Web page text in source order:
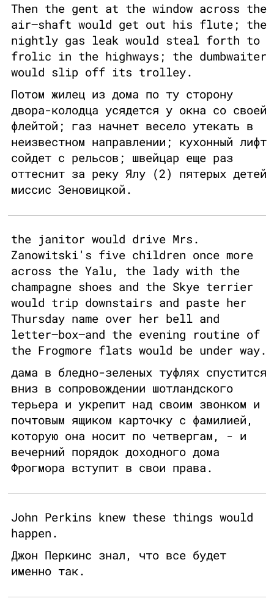
Then the gent at the window across the
air–shaft would get out his flute; the
nightly gas leak would steal forth to
frolic in the highways; the dumbwaiter
would slip off its trolley.
Потом жилец из дома по ту сторону
двора-колодца усядется у окна со своей
флейтой; газ начнет весело утекать в
неизвестном направлении; кухонный лифт
сойдет с рельсов; швейцар еще раз
оттеснит за реку Ялу (2) пятерых детей
миссис Зеновицкой.
the janitor would drive Mrs.
Zanowitski's five children once more
across the Yalu, the lady with the
champagne shoes and the Skye terrier
would trip downstairs and paste her
Thursday name over her bell and
letter–box—and the evening routine of
the Frogmore flats would be under way.
дама в бледно-зеленых туфлях спустится
вниз в сопровождении шотландского
терьера и укрепит над своим звонком и
почтовым ящиком карточку с фамилией,
которую она носит по четвергам, - и
вечерний порядок доходного дома
Фрогмора вступит в свои права.
John Perkins knew these things would
happen.
Джон Перкинс знал, что все будет
именно так.